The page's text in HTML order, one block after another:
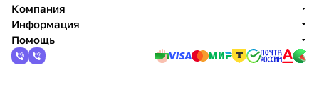
Компания
Информация
Помощь